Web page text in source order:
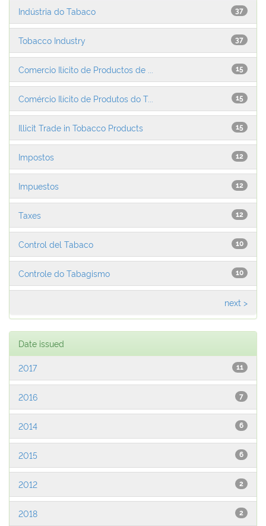
37
Indústria do Tabaco
37
Tobacco Industry
15
Comercio Ilícito de Productos de ...
15
Comércio Ilícito de Produtos do T...
15
Illicit Trade in Tobacco Products
12
Impostos
12
Impuestos
12
Taxes
10
Control del Tabaco
10
Controle do Tabagismo
next >
Date issued
11
2017
7
2016
6
2014
6
2015
2
2012
2
2018